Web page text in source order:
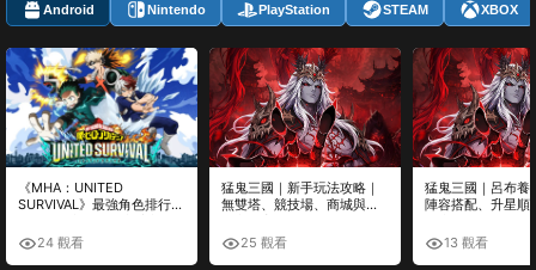
Android Nintendo PlayStation STEAM XBOX
《MHA：UNITED
SURVIVAL》最強角色排行｜
薦 24 觀看
猛鬼三國｜新手玩法攻略｜
無雙塔、競技場、商城與每
25 觀看
猛鬼三國｜呂布養
陣容搭配、升星順
13 觀看